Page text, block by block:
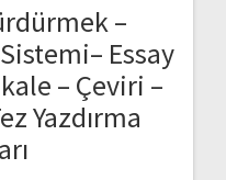
–
Essay
– Çeviri –
Yazdırma